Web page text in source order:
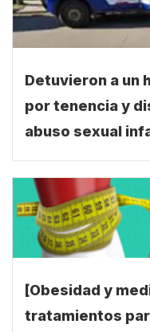
Detuvieron a un
por tenencia y
abuso sexual
[Obesidad y